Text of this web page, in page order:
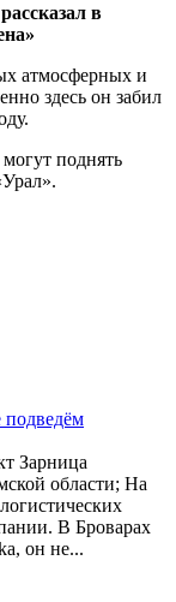
в
атмосферных и
здесь он забил
поднять
подведём
Зарница
области; На
В Броварах
он не...